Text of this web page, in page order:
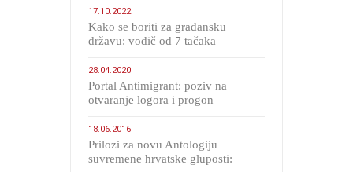
17.10.2022
Kako se boriti za građansku
državu: vodič od 7 tačaka
28.04.2020
Portal Antimigrant: poziv na
otvaranje logora i progon
18.06.2016
Prilozi za novu Antologiju
suvremene hrvatske gluposti: